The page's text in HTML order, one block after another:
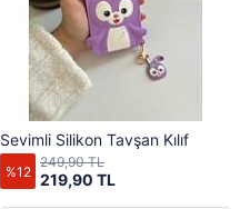
Sevimli Silikon Tavşan Kılıf
%12 219,90 TL
249,90 TL